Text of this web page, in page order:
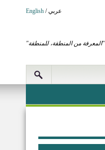
عربي/
English
"المعرفة من المنطقة، للمنطقة"